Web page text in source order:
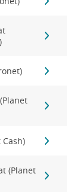
(Planet